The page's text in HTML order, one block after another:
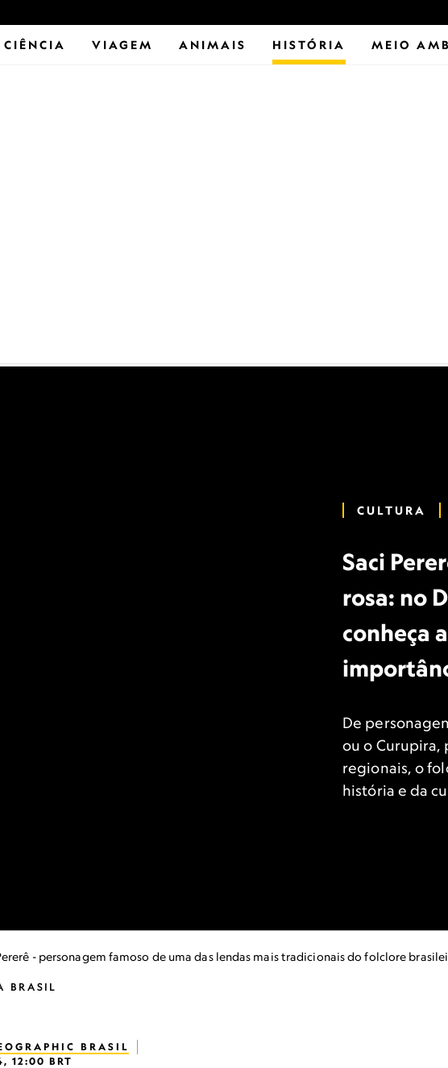
CIÊNCIA VIAGEM ANIMAIS HISTÓRIA MEIO
CULTURA
Saci
rosa: no
conheça
De
ou o Curupira,
regionais, o
história e da
- personagem famoso de uma das lendas mais tradicionais do folclore
BRASIL
BRASIL
12:00 BRT